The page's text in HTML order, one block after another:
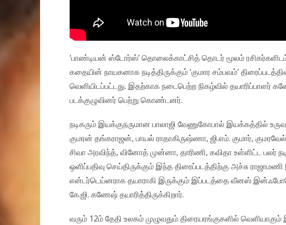
‘பாண்டியன் ஸ்டோர்ஸ்’ தொலைக்காட்சித் தொடர் மூலம்
கதையின் நாயகனாக நடித்திருக்கும் ‘குமார சம்பவம்’
வெளியிடப்பட்டது. இதற்காக நடைபெற்ற நிகழ்வில்
படக்குழுவினர் பெற்று கொண்டனர்.
நடிகரும் இயக்குநருமான பாலாஜி வேணுகோபால் இயக்கத்தில்
குமரன் தங்கராஜன், பாயல் ராதாகிருஷ்ணா, ஜி.எம். குமார்,
சிவா அரவிந்த், வினோத் முன்னா, தாரிணி, கவிதா உள்ளிட்ட பலர்
ஒளிப்பதிவு செய்திருக்கும் இந்த திரைப்படத்திற்கு அச்சு
என்டர்டெய்னராக தயாராகி இருக்கும் இப்படத்தை வீனஸ்
கே.ஜி. கணேஷ் தயாரித்திருக்கிறார்.
வரும் 12ம் தேதி உலகம் முழுவதும் திரையரங்குகளில்